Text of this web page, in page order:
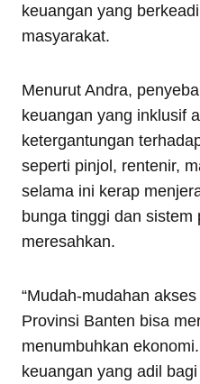
keuangan yang
masyarakat.
Menurut Andra,
keuangan yang inklusif
ketergantungan
seperti pinjol, rentenir,
selama ini kerap
bunga tinggi dan sistem
meresahkan.
“Mudah-mudahan
Provinsi Banten bisa
menumbuhkan
keuangan yang adil